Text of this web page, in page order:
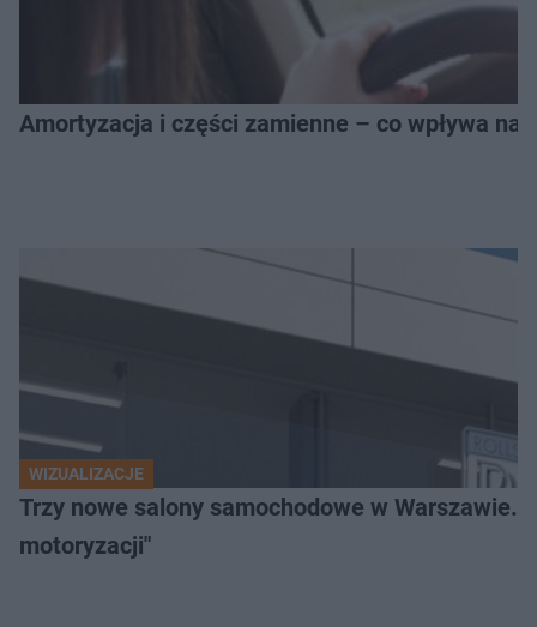
Amortyzacja i części zamienne – co wpływa na
WIZUALIZACJE
Trzy nowe salony samochodowe w
motoryzacji"